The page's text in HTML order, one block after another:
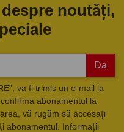
noutăți,
Da
va fi trimis un e-mail la
abonamentul la
vă rugăm să accesați
abonamentul. Informații